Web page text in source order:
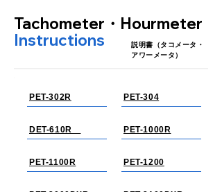
Tachometer・Hourmeter
Instructions
​説明書（タコメータ・
アワーメータ）
PET-302R
DET-610R
PET-1100R
PET-304
PET-1000R
PET-1200